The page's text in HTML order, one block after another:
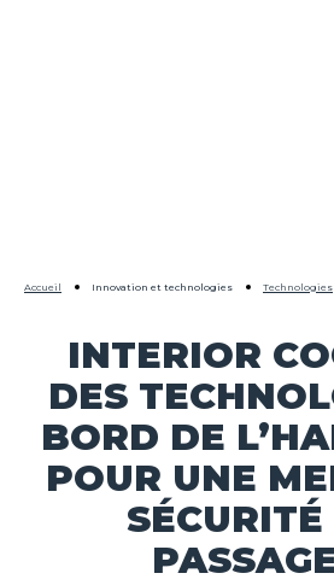
Accueil Innovation et technologies Technologies
INTERIOR
DES
BORD DE
POUR UNE
SÉCURITÉ